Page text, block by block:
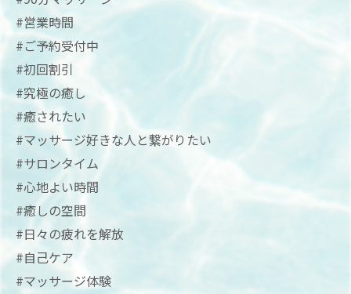
#営業時間
#ご予約受付中
#初回割引
#究極の癒し
#癒されたい
#マッサージ好きな人と繋がりたい
#サロンタイム
#心地よい時間
#癒しの空間
#日々の疲れを解放
#自己ケア
#マッサージ体験